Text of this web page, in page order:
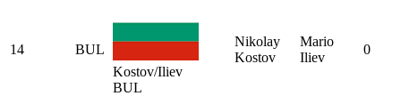
14
BUL
Kostov/Iliev
BUL
Nikolay
Kostov
Mario
Iliev
0